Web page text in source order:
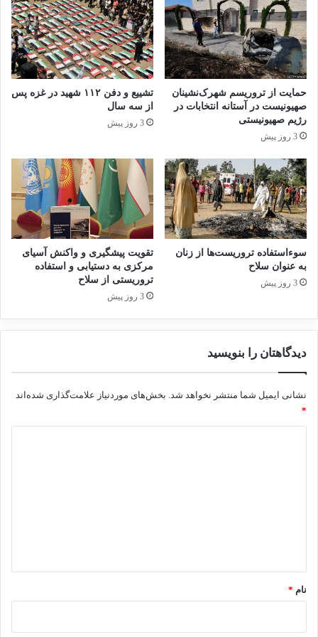
این پدیده است؟
آپارتاید استرالیا اسرائیل
سرزمین های اشغالی فلسطین
کپی لینک
حمایت از تروریسم شهرک‌نشینان
صهیونیست در آستانه انتخابات در
رژیم صهیونیستی
3 روز پیش
تشییع و دفن ۱۱۲ شهید در غزه پس
از سه سال
3 روز پیش
سوءاستفاده تروریست‌ها از زنان
به عنوان سلاح
3 روز پیش
تقویت پیشگیری و واکنش آسیای
مرکزی به دستیابی و استفاده
تروریستی از سلاح
3 روز پیش
دیدگاهتان را بنویسید
نشانی ایمیل شما منتشر نخواهد شد. بخش‌های موردنیاز علامت‌گذاری شده‌اند
*
نام *